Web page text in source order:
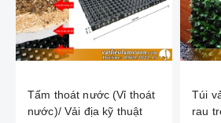
Tấm thoát nước (Vỉ thoát
nước)/ Vải địa kỹ thuật
Túi
rau